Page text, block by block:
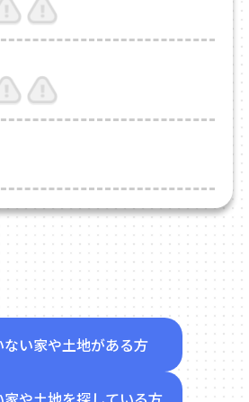
ない家や土地がある方